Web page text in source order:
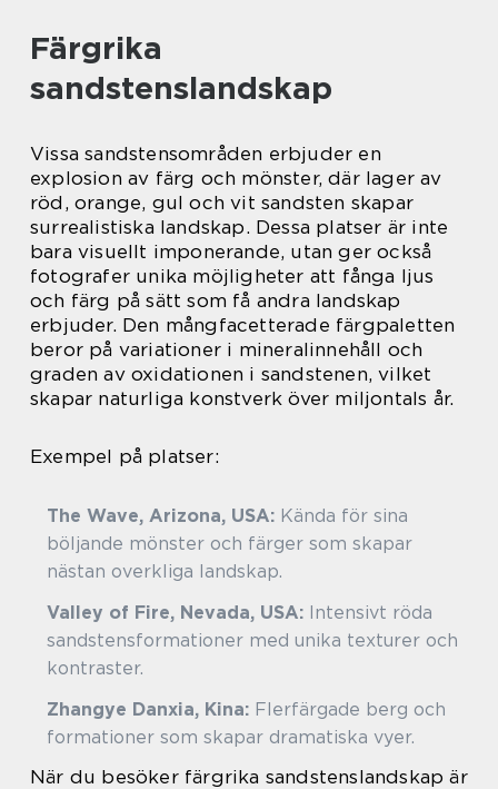
Färgrika
sandstenslandskap
Vissa sandstensområden erbjuder en
explosion av färg och mönster, där lager av
röd, orange, gul och vit sandsten skapar
surrealistiska landskap. Dessa platser är inte
bara visuellt imponerande, utan ger också
fotografer unika möjligheter att fånga ljus
och färg på sätt som få andra landskap
erbjuder. Den mångfacetterade färgpaletten
beror på variationer i mineralinnehåll och
graden av oxidationen i sandstenen, vilket
skapar naturliga konstverk över miljontals år.
Exempel på platser:
The Wave, Arizona, USA: Kända för sina
böljande mönster och färger som skapar
nästan overkliga landskap.
Valley of Fire, Nevada, USA: Intensivt röda
sandstensformationer med unika texturer och
kontraster.
Zhangye Danxia, Kina: Flerfärgade berg och
formationer som skapar dramatiska vyer.
När du besöker färgrika sandstenslandskap är